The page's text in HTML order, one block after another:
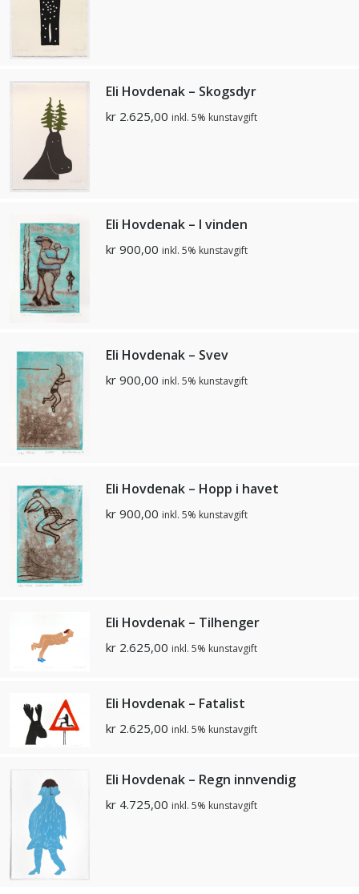
Eli Hovdenak – Skogsdyr
kr 2.625,00 inkl. 5% kunstavgift
Eli Hovdenak – I vinden
kr 900,00 inkl. 5% kunstavgift
Eli Hovdenak – Svev
kr 900,00 inkl. 5% kunstavgift
Eli Hovdenak – Hopp i havet
kr 900,00 inkl. 5% kunstavgift
Eli Hovdenak – Tilhenger
kr 2.625,00 inkl. 5% kunstavgift
Eli Hovdenak – Fatalist
kr 2.625,00 inkl. 5% kunstavgift
Eli Hovdenak – Regn innvendig
kr 4.725,00 inkl. 5% kunstavgift